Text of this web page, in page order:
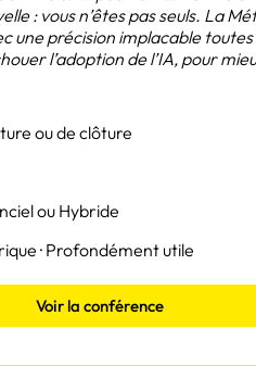
: vous n’êtes pas seuls. La
une précision implacable
l’adoption de l’IA, pour
ou de clôture
ou Hybride
· Profondément utile
Voir la conférence